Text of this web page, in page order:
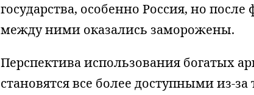
государства, особенно Россия, но
между ними оказались заморожены.
Перспектива использования богатых
становятся все более доступными из-